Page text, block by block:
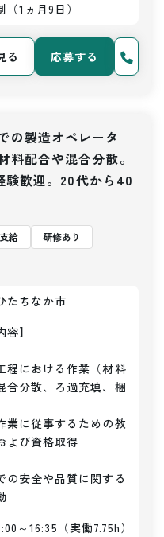
（1ヵ月9日）
る 応募する
の製造オペレータ
料配合や混合分散。
歓迎。20代から40
給
研修あり
たちなか市
容】
程における作業（材料
合分散、ろ過充填、梱
業に従事するための教
よび資格取得
の安全や品質に関する
～16:35（実働7.75h）